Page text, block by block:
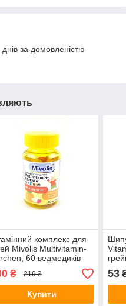
за домовленістю
комплекс для
Mivolis Multivitamin-
60 ведмедиків
(Німеччина)
₴ 219 ₴
Купити
53